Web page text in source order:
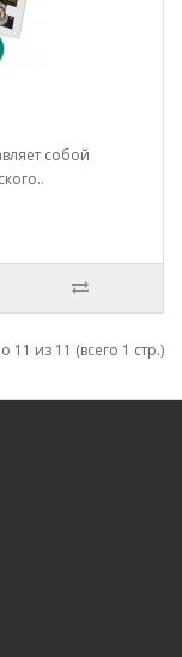
собой
11 из 11 (всего 1 стр.)